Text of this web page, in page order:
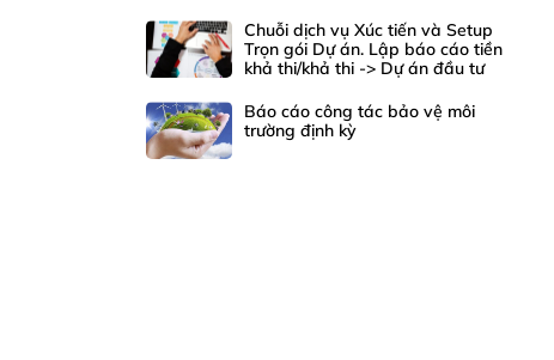
Chuỗi dịch vụ Xúc tiến và Setup
Trọn gói Dự án. Lập báo cáo tiền
khả thi/khả thi -> Dự án đầu tư
Báo cáo công tác bảo vệ môi
trường định kỳ